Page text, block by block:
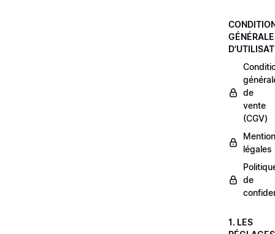
de
vente
(CGV)
légales
de
1. LES